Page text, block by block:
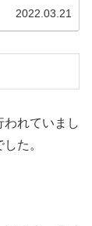
2022.03.21
れていまし
た。